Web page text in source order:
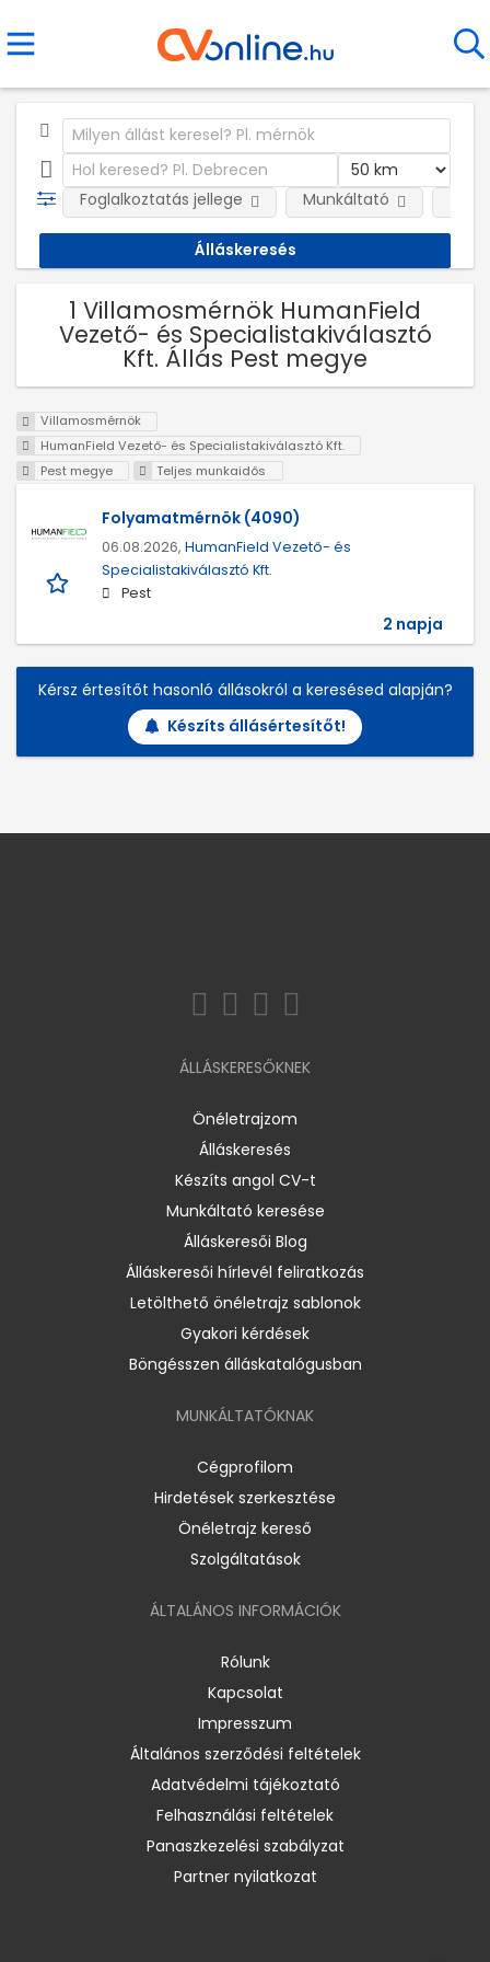
Foglalkoztatás jellege Munkáltató
1 Villamosmérnök HumanField
Vezető- és Specialistakiválasztó
Kft. Állás Pest megye
Villamosmérnök
HumanField Vezető- és Specialistakiválasztó Kft.
Pest megye
Teljes munkaidős
Folyamatmérnök (4090)
06.08.2026, HumanField Vezető- és
Specialistakiválasztó Kft.
Pest
2 napja
Kérsz értesítőt hasonló állásokról a keresésed alapján?
Készíts állásértesítőt!
ÁLLÁSKERESŐKNEK
Önéletrajzom
Álláskeresés
Készíts angol CV-t
Munkáltató keresése
Álláskeresői Blog
Álláskeresői hírlevél feliratkozás
Letölthető önéletrajz sablonok
Gyakori kérdések
Böngésszen álláskatalógusban
MUNKÁLTATÓKNAK
Cégprofilom
Hirdetések szerkesztése
Önéletrajz kereső
Szolgáltatások
ÁLTALÁNOS INFORMÁCIÓK
Rólunk
Kapcsolat
Impresszum
Általános szerződési feltételek
Adatvédelmi tájékoztató
Felhasználási feltételek
Panaszkezelési szabályzat
Partner nyilatkozat